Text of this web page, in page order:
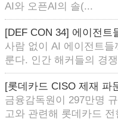
AI와 오픈AI의 솔(...
[DEF CON 34] 에이전트
사람 없이 AI 에이전트
룬다. 인간 해커들의 경
[롯데카드 CISO 제재
금융감독원이 297만명
고와 관련해 롯데카드 전